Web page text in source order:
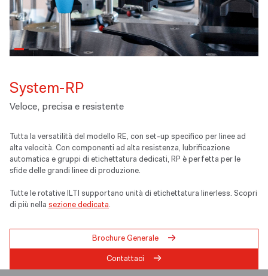
System-RP
Veloce, precisa e resistente
Tutta la versatilità del modello RE, con set-up specifico per linee ad
alta velocità. Con componenti ad alta resistenza, lubrificazione
automatica e gruppi di etichettatura dedicati, RP è perfetta per le
sfide delle grandi linee di produzione.
Tutte le rotative ILTI supportano unità di etichettatura linerless. Scopri
di più nella sezione dedicata.
Brochure Generale
Contattaci